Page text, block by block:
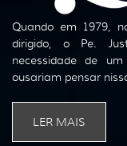
Quando em 1979,
dirigido, o Pe.
necessidade de
ousariam pensar
LER MAIS